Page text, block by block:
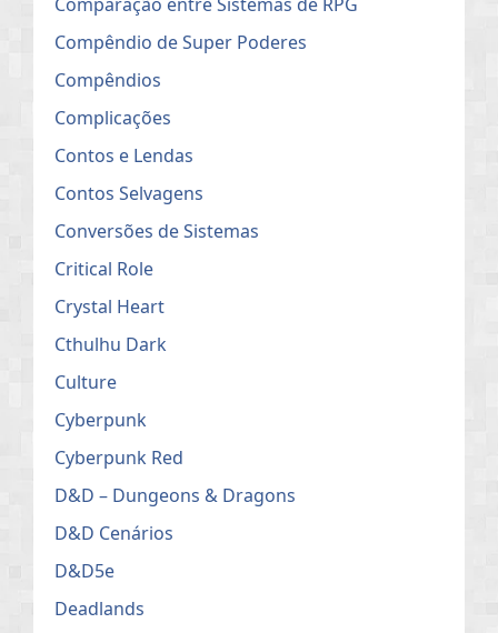
Compêndio de Super Poderes
Compêndios
Complicações
Contos e Lendas
Contos Selvagens
Conversões de Sistemas
Critical Role
Crystal Heart
Cthulhu Dark
Culture
Cyberpunk
Cyberpunk Red
D&D – Dungeons & Dragons
D&D Cenários
D&D5e
Deadlands